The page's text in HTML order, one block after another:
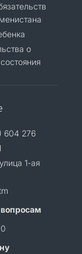
о
604 276
1-ая